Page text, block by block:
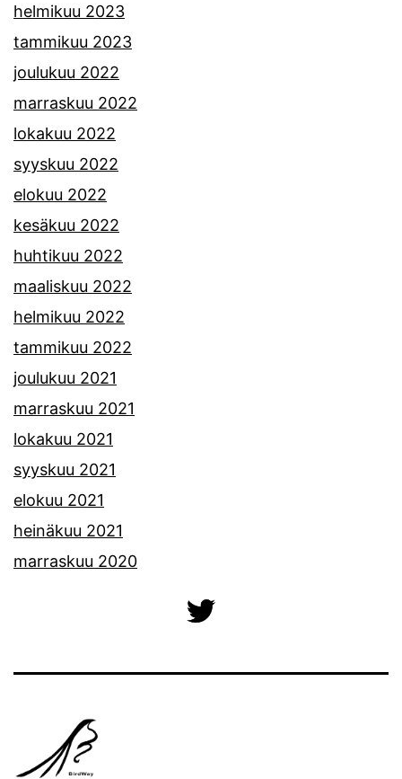
helmikuu 2023
tammikuu 2023
joulukuu 2022
marraskuu 2022
lokakuu 2022
syyskuu 2022
elokuu 2022
kesäkuu 2022
huhtikuu 2022
maaliskuu 2022
helmikuu 2022
tammikuu 2022
joulukuu 2021
marraskuu 2021
lokakuu 2021
syyskuu 2021
elokuu 2021
heinäkuu 2021
marraskuu 2020